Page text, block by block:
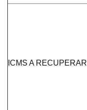
ICMS A RECUPERAR